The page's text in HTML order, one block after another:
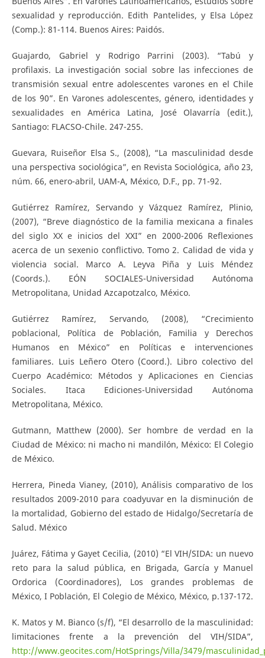
sexualidad y reproducción. Edith Pantelides, y Elsa López
(Comp.): 81-114. Buenos Aires: Paidós.
Guajardo, Gabriel y Rodrigo Parrini (2003). “Tabú y
profilaxis. La investigación social sobre las infecciones de
transmisión sexual entre adolescentes varones en el Chile
de los ´90”. En Varones adolescentes, género, identidades y
sexualidades en América Latina, José Olavarría (edit.),
Santiago: FLACSO-Chile. 247-255.
Guevara, Ruiseñor Elsa S., (2008), “La masculinidad desde
una perspectiva sociológica”, en Revista Sociológica, año 23,
núm. 66, enero-abril, UAM-A, México, D.F., pp. 71-92.
Gutiérrez Ramírez, Servando y Vázquez Ramírez, Plinio,
(2007), “Breve diagnóstico de la familia mexicana a finales
del siglo XX e inicios del XXI” en 2000-2006 Reflexiones
acerca de un sexenio conflictivo. Tomo 2. Calidad de vida y
violencia social. Marco A. Leyva Piña y Luis Méndez
(Coords.). EÓN SOCIALES-Universidad Autónoma
Metropolitana, Unidad Azcapotzalco, México.
Gutiérrez Ramírez, Servando, (2008), “Crecimiento
poblacional, Política de Población, Familia y Derechos
Humanos en México” en Políticas e intervenciones
familiares. Luis Leñero Otero (Coord.). Libro colectivo del
Cuerpo Académico: Métodos y Aplicaciones en Ciencias
Sociales. Itaca Ediciones-Universidad Autónoma
Metropolitana, México.
Gutmann, Matthew (2000). Ser hombre de verdad en la
Ciudad de México: ni macho ni mandilón, México: El Colegio
de México.
Herrera, Pineda Vianey, (2010), Análisis comparativo de los
resultados 2009-2010 para coadyuvar en la disminución de
la mortalidad, Gobierno del estado de Hidalgo/Secretaría de
Salud. México
Juárez, Fátima y Gayet Cecilia, (2010) “El VIH/SIDA: un nuevo
reto para la salud pública, en Brigada, García y Manuel
Ordorica (Coordinadores), Los grandes problemas de
México, I Población, El Colegio de México, México, p.137-172.
K. Matos y M. Bianco (s/f), “El desarrollo de la masculinidad:
limitaciones frente a la prevención del VIH/SIDA”,
http://www.geocites.com/HotSprings/Villa/3479/